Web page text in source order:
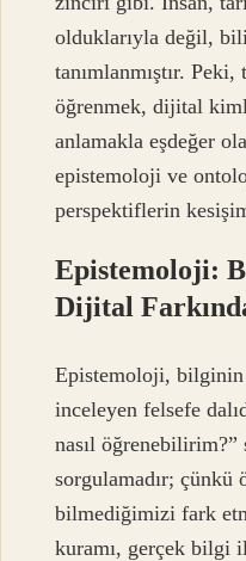
olduklarıyla değil,
tanımlanmıştır.
öğrenmek, dijital
anlamakla eşdeğer
epistemoloji ve
perspektiflerin
Epistemoloji:
Dijital
Epistemoloji, bilginin
inceleyen felsefe
nasıl
sorgulamadır; çünkü
bilmediğimizi fark
kuramı, gerçek bilgi